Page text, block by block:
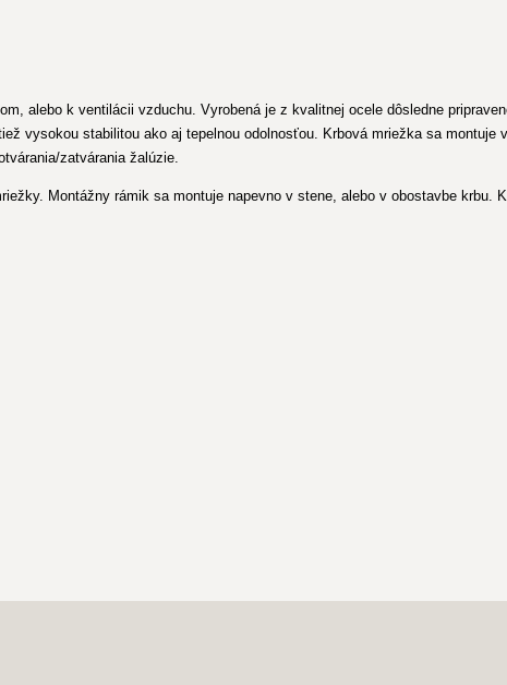
alebo k ventilácii vzduchu. Vyrobená je z kvalitnej ocele dôsledne
vysokou stabilitou ako aj tepelnou odolnosťou. Krbová mriežka sa montuje
zatvárania žalúzie.
Montážny rámik sa montuje napevno v stene, alebo v obostavbe krbu.